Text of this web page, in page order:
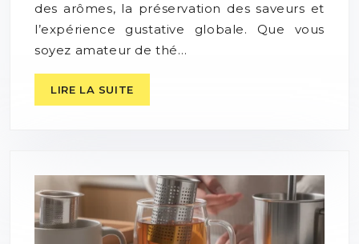
des arômes, la préservation des saveurs et
l’expérience gustative globale. Que vous
soyez amateur de thé…
LIRE LA SUITE